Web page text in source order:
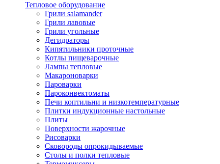
Тепловое оборудование
Грили salamander
Грили лавовые
Грили угольные
Дегидраторы
Кипятильники проточные
Котлы пищеварочные
Лампы тепловые
Макароноварки
Пароварки
Пароконвектоматы
Печи коптильни и низкотемпературные
Плитки индукционные настольные
Плиты
Поверхности жарочные
Рисоварки
Сковороды опрокидываемые
Столы и полки тепловые